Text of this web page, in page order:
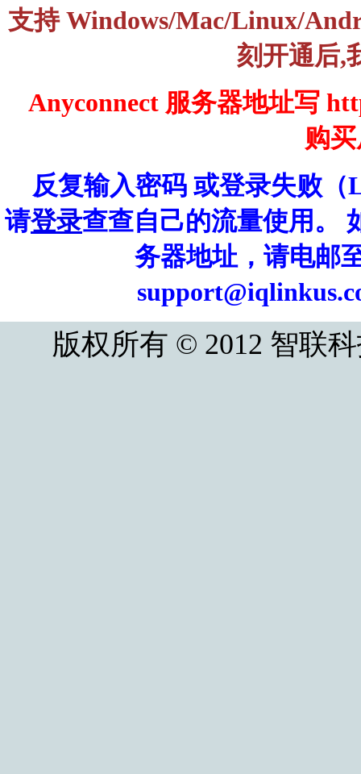
支持 Windows/Mac/Linux/
刻开通后,
Anyconnect 服务器地址写
购
反复输入密码 或登录失败
请登录查查自己的流量使用。
务器地址，请电邮
版权所有 © 2012 智联